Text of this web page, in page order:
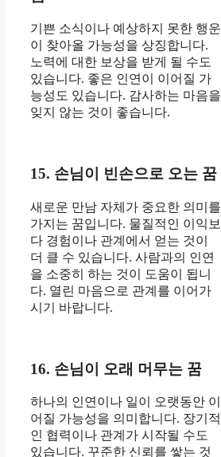
기쁜 소식이나 예상하지 못한 행운
이 찾아올 가능성을 상징합니다.
노력에 대한 보상을 받게 될 수도
있습니다. 좋은 인연이 이어질 가
능성도 있습니다. 감사하는 마음을
잊지 않는 것이 좋습니다.
15. 손님이 빈손으로 오는 꿈
새로운 만남 자체가 중요한 의미를
가지는 꿈입니다. 물질적인 이익보
다 경험이나 관계에서 얻는 것이
더 클 수 있습니다. 사람과의 인연
을 소중히 하는 것이 도움이 됩니
다. 열린 마음으로 관계를 이어가
시기 바랍니다.
16. 손님이 오래 머무는 꿈
하나의 인연이나 일이 오랫동안 이
어질 가능성을 의미합니다. 장기적
인 협력이나 관계가 시작될 수도
있습니다. 꾸준한 신뢰를 쌓는 것